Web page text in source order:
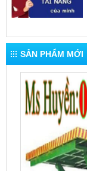
SẢN PHẨM MỚI